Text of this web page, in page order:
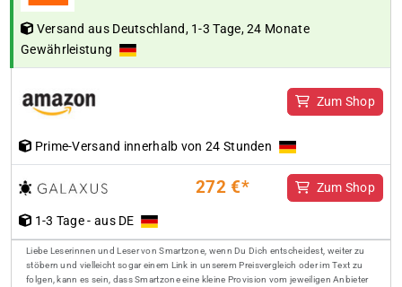
Versand aus Deutschland, 1-3 Tage, 24 Monate
Gewährleistung
Zum Shop
Prime-Versand innerhalb von 24 Stunden
272 €* Zum Shop
1-3 Tage - aus DE
Liebe Leserinnen und Leser von Smartzone, wenn Du Dich entscheidest, weiter zu
stöbern und vielleicht sogar einem Link in unserem Preisvergleich oder im Text zu
folgen, kann es sein, dass Smartzone eine kleine Provision vom jeweiligen Anbieter